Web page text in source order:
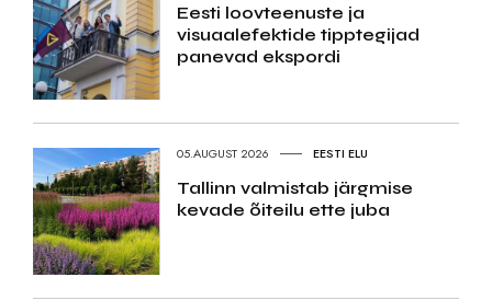
Eesti loovteenuste ja
visuaalefektide tipptegijad
panevad ekspordi
05.AUGUST 2026 EESTI ELU
Tallinn valmistab järgmise
kevade õiteilu ette juba